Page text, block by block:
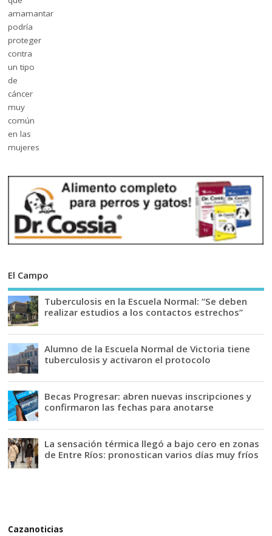
El Campo
Tuberculosis en la Escuela Normal: “Se deben
realizar estudios a los contactos estrechos”
Alumno de la Escuela Normal de Victoria tiene
tuberculosis y activaron el protocolo
Becas Progresar: abren nuevas inscripciones y
confirmaron las fechas para anotarse
La sensación térmica llegó a bajo cero en zonas
de Entre Ríos: pronostican varios días muy fríos
Cazanoticias